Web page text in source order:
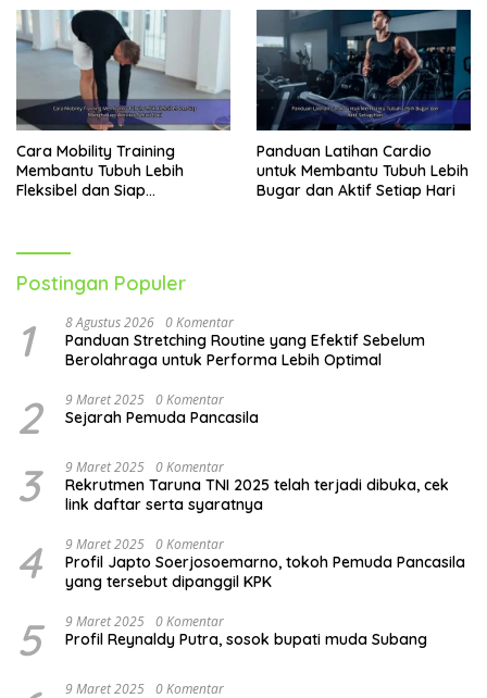
Cara Mobility Training
Membantu Tubuh Lebih
Fleksibel dan Siap
Panduan Latihan Cardio
untuk Membantu Tubuh Lebih
Bugar dan Aktif Setiap Hari
Postingan Populer
1 8 Agustus 2026 0 Komentar
Panduan Stretching Routine yang Efektif Sebelum
Berolahraga untuk Performa Lebih Optimal
2 9 Maret 2025 0 Komentar
Sejarah Pemuda Pancasila
3 9 Maret 2025 0 Komentar
Rekrutmen Taruna TNI 2025 telah terjadi dibuka, cek
link daftar serta syaratnya
4 9 Maret 2025 0 Komentar
Profil Japto Soerjosoemarno, tokoh Pemuda Pancasila
yang tersebut dipanggil KPK
5 9 Maret 2025 0 Komentar
Profil Reynaldy Putra, sosok bupati muda Subang
9 Maret 2025 0 Komentar